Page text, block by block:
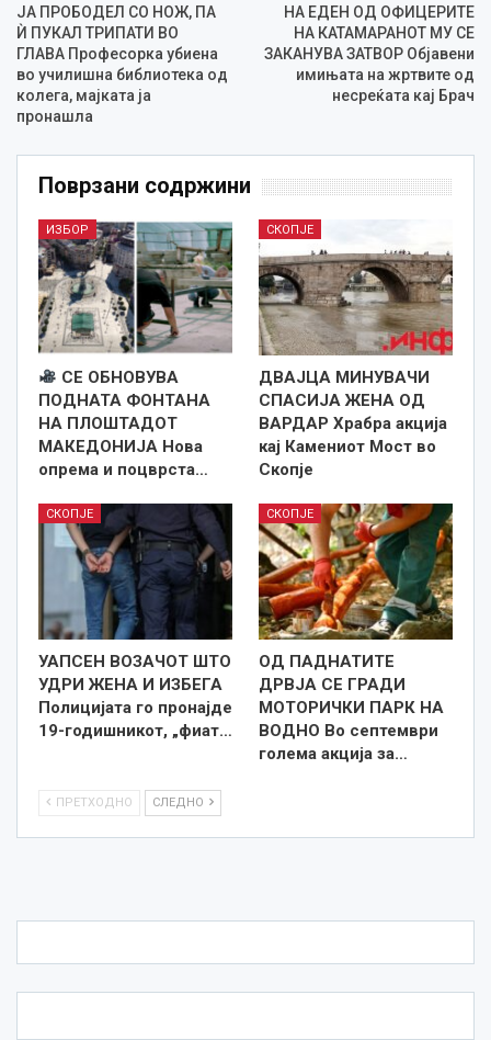
ЈА ПРОБОДЕЛ СО НОЖ, ПА
Ѝ ПУКАЛ ТРИПАТИ ВО
ГЛАВА Професорка убиена
во училишна библиотека од
колега, мајката ја
пронашла
НА ЕДЕН ОД ОФИЦЕРИТЕ
НА КАТАМАРАНОТ МУ СЕ
ЗАКАНУВА ЗАТВОР Објавени
имињата на жртвите од
несреќата кај Брач
Поврзани содржини
ИЗБОР
СЕ ОБНОВУВА
ПОДНАТА ФОНТАНА
НА ПЛОШТАДОТ
МАКЕДОНИЈА Нова
опрема и поцврста…
СКОПЈЕ
ДВАЈЦА МИНУВАЧИ
СПАСИЈА ЖЕНА ОД
ВАРДАР Храбра акција
кај Камениот Мост во
Скопје
СКОПЈЕ
УАПСЕН ВОЗАЧОТ ШТО
УДРИ ЖЕНА И ИЗБЕГА
Полицијата го пронајде
19-годишникот, „фиат…
СКОПЈЕ
ОД ПАДНАТИТЕ
ДРВЈА СЕ ГРАДИ
МОТОРИЧКИ ПАРК НА
ВОДНО Во септември
голема акција за…
ПРЕТХОДНО СЛЕДНО